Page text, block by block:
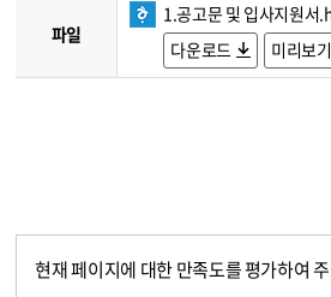
파일
1.공고문 및 입사지원서
다운로드
미리보기
현재 페이지에 대한 만족도를 평가하여